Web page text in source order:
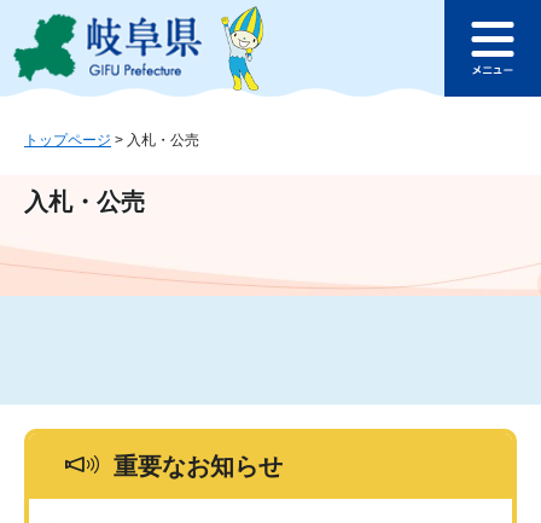
ジ
ュ
文
このページの本文へ
ュ
トップページ > 入札・公売
入札・公売
重要なお知らせ